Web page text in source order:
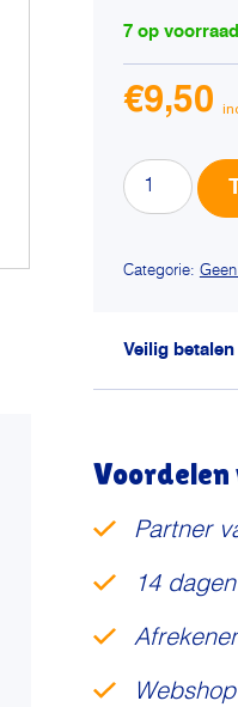
7 op voorraad
€9,50
Lara
adult
aantal
Categorie:
Veilig betalen
Partner
14